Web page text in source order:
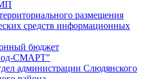
размещения
средств информационных
бюджет
СМАРТ"
администрации Слюдянского